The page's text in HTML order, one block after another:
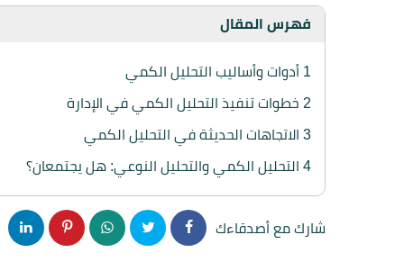
فهرس المقال
1 أدوات وأساليب التحليل الكمي
2 خطوات تنفيذ التحليل الكمي في الإدارة
3 الاتجاهات الحديثة في التحليل الكمي
4 التحليل الكمي والتحليل النوعي: هل يجتمعان؟
شارك مع أصدقاءك